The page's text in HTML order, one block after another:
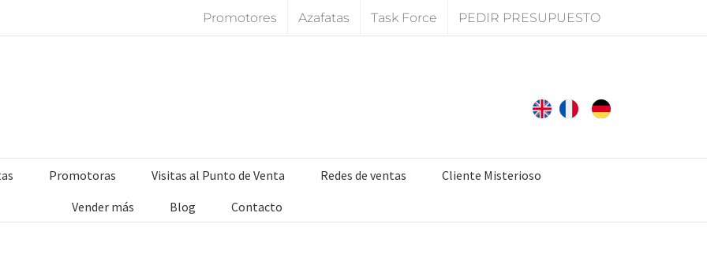
Promotores Azafatas Task Force PEDIR PRESUPUESTO
Promotoras Visitas al Punto de Venta Redes de ventas
Cliente Misterioso
Vender más
Blog Contacto